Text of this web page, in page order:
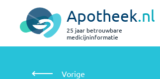
Apotheek.nl
25 jaar betrouwbare
medicijninformatie
Vorige